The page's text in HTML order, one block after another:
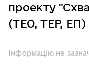
проекту
(ТЕО, ТЕР, ЕП)
Інформацію не